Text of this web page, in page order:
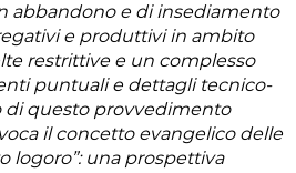
abbandono e di insediamento
e produttivi in ambito
restrittive e un complesso
puntuali e dettagli tecnico-
questo provvedimento
il concetto evangelico delle
logoro”: una prospettiva